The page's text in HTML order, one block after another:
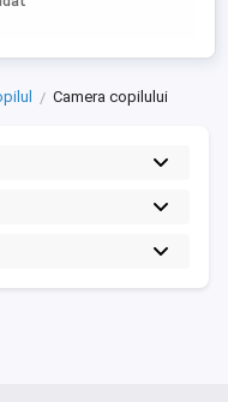
Camera copilului